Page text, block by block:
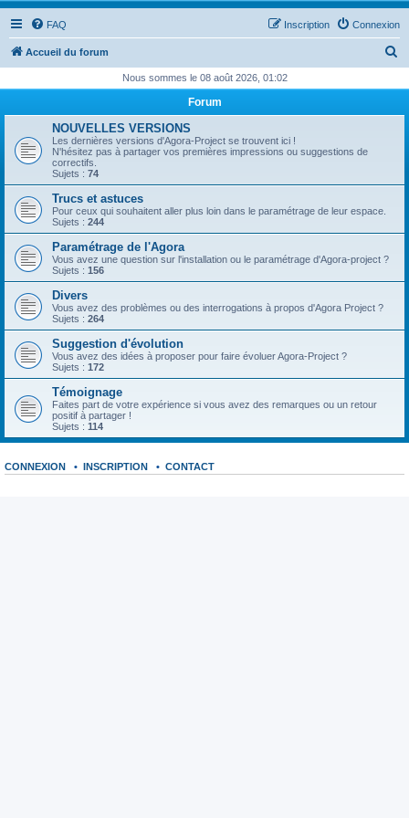
FAQ Connexion
Inscription
Accueil du forum
h
c
Nous sommes le 08 août 2026, 01:02
Forum
NOUVELLES VERSIONS
Les dernières versions d'Agora-Project se trouvent ici !
N'hésitez pas à partager vos premières impressions ou suggestions de
correctifs.
Sujets : 74
Trucs et astuces
Pour ceux qui souhaitent aller plus loin dans le paramétrage de leur espace.
Sujets : 244
Paramétrage de l'Agora
Vous avez une question sur l'installation ou le paramétrage d'Agora-project ?
Sujets : 156
Divers
Vous avez des problèmes ou des interrogations à propos d'Agora Project ?
Sujets : 264
Suggestion d'évolution
Vous avez des idées à proposer pour faire évoluer Agora-Project ?
Sujets : 172
Témoignage
Faites part de votre expérience si vous avez des remarques ou un retour
positif à partager !
Sujets : 114
CONNEXION • INSCRIPTION • CONTACT